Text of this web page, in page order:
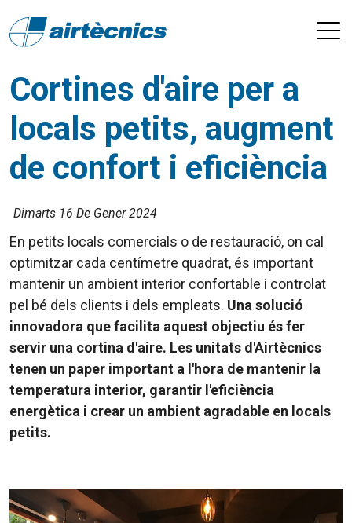
Cortines d'aire per a
locals petits, augment
de confort i eficiència
Dimarts 16 De Gener 2024
En petits locals comercials o de restauració, on cal
optimitzar cada centímetre quadrat, és important
mantenir un ambient interior confortable i controlat
pel bé dels clients i dels empleats. Una solució
innovadora que facilita aquest objectiu és fer
servir una cortina d'aire. Les unitats d'Airtècnics
tenen un paper important a l'hora de mantenir la
temperatura interior, garantir l'eficiència
energètica i crear un ambient agradable en locals
petits.